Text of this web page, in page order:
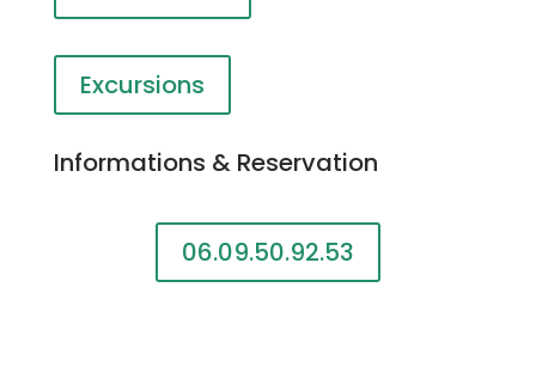
Excursions
Informations & Reservation
06.09.50.92.53